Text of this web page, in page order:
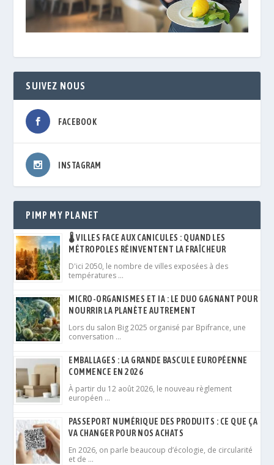
SUIVEZ NOUS
FACEBOOK
INSTAGRAM
PIMP MY PLANET
🌡️ VILLES FACE AUX CANICULES : QUAND LES
MÉTROPOLES RÉINVENTENT LA FRAÎCHEUR
D'ici 2050, le nombre de villes exposées à des
températures …
MICRO-ORGANISMES ET IA : LE DUO GAGNANT POUR
NOURRIR LA PLANÈTE AUTREMENT
Lors du salon Big 2025 organisé par Bpifrance, une
conversation …
EMBALLAGES : LA GRANDE BASCULE EUROPÉENNE
COMMENCE EN 2026
À partir du 12 août 2026, le nouveau règlement
européen …
PASSEPORT NUMÉRIQUE DES PRODUITS : CE QUE ÇA
VA CHANGER POUR NOS ACHATS
En 2026, on parle beaucoup d’écologie, de circularité
et de …